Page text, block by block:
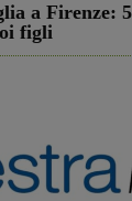
a Firenze:
figli